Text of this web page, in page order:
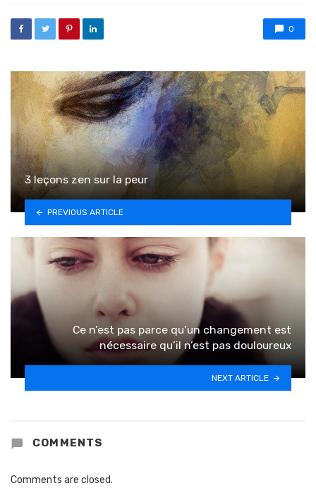
0
3 leçons zen sur la peur
PREVIOUS ARTICLE
Ce n’est pas parce qu’un changement est
nécessaire qu’il n’est pas douloureux
NEXT ARTICLE
COMMENTS
Comments are closed.